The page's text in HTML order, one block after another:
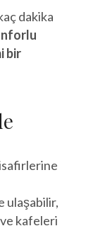
dakika
bir
ulaşabilir,
ve kafeleri